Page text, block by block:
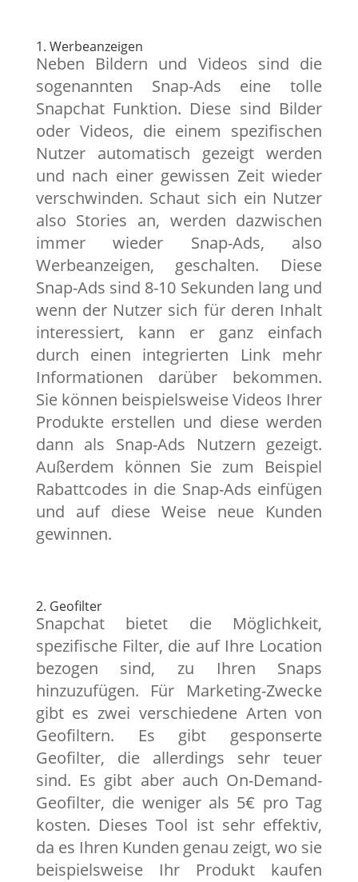
1. Werbeanzeigen
Neben Bildern und Videos sind die
sogenannten Snap-Ads eine tolle
Snapchat Funktion. Diese sind Bilder
oder Videos, die einem spezifischen
Nutzer automatisch gezeigt werden
und nach einer gewissen Zeit wieder
verschwinden. Schaut sich ein Nutzer
also Stories an, werden dazwischen
immer wieder Snap-Ads, also
Werbeanzeigen, geschalten. Diese
Snap-Ads sind 8-10 Sekunden lang und
wenn der Nutzer sich für deren Inhalt
interessiert, kann er ganz einfach
durch einen integrierten Link mehr
Informationen darüber bekommen.
Sie können beispielsweise Videos Ihrer
Produkte erstellen und diese werden
dann als Snap-Ads Nutzern gezeigt.
Außerdem können Sie zum Beispiel
Rabattcodes in die Snap-Ads einfügen
und auf diese Weise neue Kunden
gewinnen.
2. Geofilter
Snapchat bietet die Möglichkeit,
spezifische Filter, die auf Ihre Location
bezogen sind, zu Ihren Snaps
hinzuzufügen. Für Marketing-Zwecke
gibt es zwei verschiedene Arten von
Geofiltern. Es gibt gesponserte
Geofilter, die allerdings sehr teuer
sind. Es gibt aber auch On-Demand-
Geofilter, die weniger als 5€ pro Tag
kosten. Dieses Tool ist sehr effektiv,
da es Ihren Kunden genau zeigt, wo sie
beispielsweise Ihr Produkt kaufen